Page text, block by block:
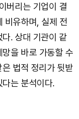
버리는 기업이 결
비유하며, 실제 전
. 상대 기관이 같
을 바로 가동할 수
법적 정리가 뒷받
는 분석이다.